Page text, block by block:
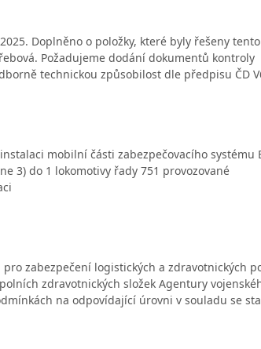
Doplněno o položky, které byly řešeny
Požadujeme dodání dokumentů kontroly
technickou způsobilost dle předpisu ČD
mobilní části zabezpečovacího systému
3) do 1 lokomotivy řady 751 provozované
zabezpečení logistických a zdravotnických
zdravotnických složek Agentury
na odpovídající úrovni v souladu se